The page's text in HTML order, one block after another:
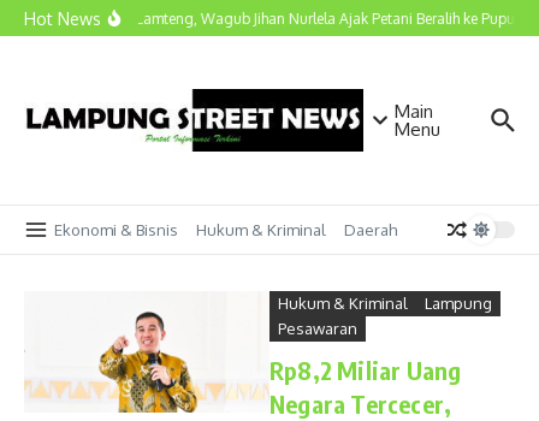
Lewati ke konten
Hot NewsKunjungi Lamteng, Wagub Jihan Nurlela Ajak Petani Beralih ke Pupuk
Main
Menu
Ekonomi & Bisnis Hukum & Kriminal Daerah
Hukum & Kriminal
Lampung
Pesawaran
Rp8,2 Miliar Uang
Negara Tercecer,